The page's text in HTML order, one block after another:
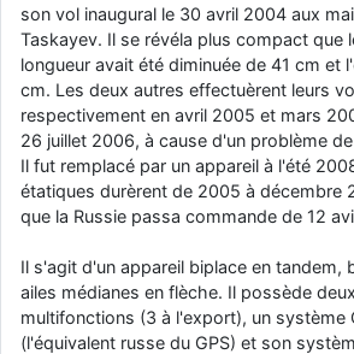
tout voir
son vol inaugural le 30 avril 2004 aux
Taskayev. Il se révéla plus compact que
longueur avait été diminuée de 41 cm et
cm. Les deux autres effectuèrent leurs
respectivement en avril 2005 et mars
26 juillet 2006, à cause d'un problème
Il fut remplacé par un appareil à l'été
étatiques durèrent de 2005 à décembre
que la Russie passa commande de 12
Il s'agit d'un appareil biplace en tandem,
ailes médianes en flèche. Il possède
multifonctions (3 à l'export), un système
(l'équivalent russe du GPS) et son